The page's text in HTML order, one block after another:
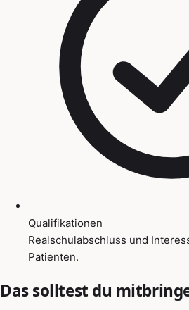
Qualifikationen
Realschulabschluss und
Patienten.
Das solltest du